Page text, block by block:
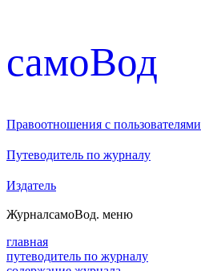
cамоВод
Правоотношения с пользователями
Путеводитель по журналу
Издатель
ЖурналсамоВод. меню
главная
путеводитель по журналу